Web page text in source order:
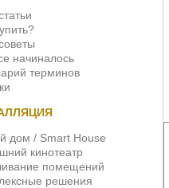
начиналось
терминов
дом / Smart House
кинотеатр
помещений
решения